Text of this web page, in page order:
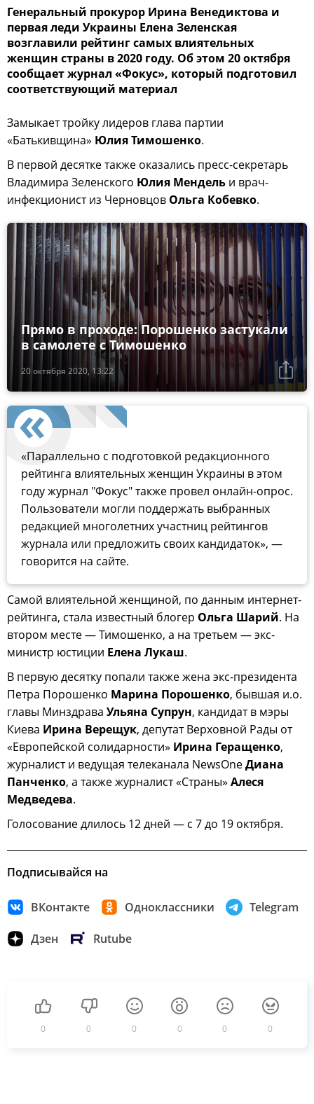
Генеральный прокурор Ирина Венедиктова и
первая леди Украины Елена Зеленская
возглавили рейтинг самых влиятельных
женщин страны в 2020 году. Об этом 20 октября
сообщает журнал «Фокус», который подготовил
соответствующий материал
Замыкает тройку лидеров глава партии
«Батькивщина» Юлия Тимошенко.
В первой десятке также оказались пресс-секретарь
Владимира Зеленского Юлия Мендель и врач-
инфекционист из Черновцов Ольга Кобевко.
20 октября 2020, 13:22
Прямо в проходе: Порошенко застукали
в самолете с Тимошенко
«Параллельно с подготовкой редакционного
рейтинга влиятельных женщин Украины в этом
году журнал "Фокус" также провел онлайн-опрос.
Пользователи могли поддержать выбранных
редакцией многолетних участниц рейтингов
журнала или предложить своих кандидаток», —
говорится на сайте.
Самой влиятельной женщиной, по данным интернет-
рейтинга, стала известный блогер Ольга Шарий. На
втором месте — Тимошенко, а на третьем — экс-
министр юстиции Елена Лукаш.
В первую десятку попали также жена экс-президента
Петра Порошенко Марина Порошенко, бывшая и.о.
главы Минздрава Ульяна Супрун, кандидат в мэры
Киева Ирина Верещук, депутат Верховной Рады от
«Европейской солидарности» Ирина Геращенко,
журналист и ведущая телеканала NewsOneДиана
Панченко, а также журналист «Страны» Алеся
Медведева.
Голосование длилось 12 дней — с 7 до 19 октября.
Подписывайся на
ВКонтакте Одноклассники Telegram
Дзен Rutube
0 0 0 0 0 0